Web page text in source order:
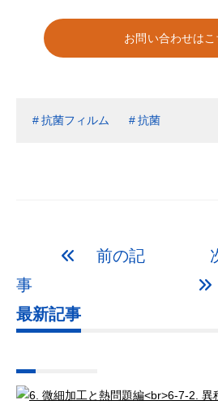
お問い合わせはこ
抗菌フィルム 抗菌
前の記
事
最新記事